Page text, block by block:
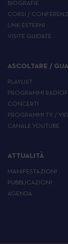
BIOGRAFIE
CORSI /
LINK ESTERNI
VISITE GUIDATE
ASCOLTARE /
PLAYLIST
PROGRAMMI
CONCERTI
PROGRAMMI TV /
CANALE YOUTUBE
ATTUALITÀ
MANIFESTAZIONI
PUBBLICAZIONI
AGENDA